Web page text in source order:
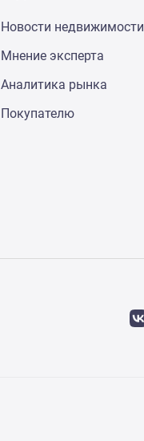
Новости недвижимости
Мнение эксперта
Аналитика рынка
Покупателю